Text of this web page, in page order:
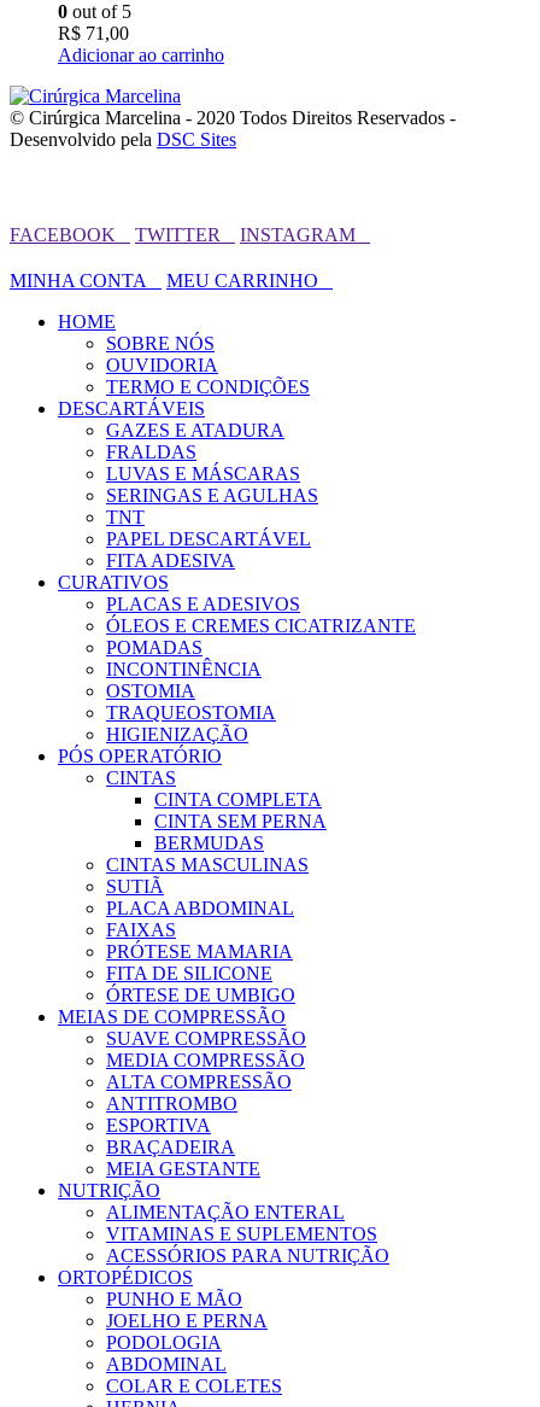
0 out of 5
R$ 71,00
Adicionar ao carrinho
© Cirúrgica Marcelina - 2020 Todos Direitos Reservados -
Desenvolvido pela DSC Sites
FACEBOOK⠀ TWITTER⠀
INSTAGRAM⠀
MINHA CONTA⠀
MEU CARRINHO⠀
HOME
SOBRE NÓS
OUVIDORIA
TERMO E CONDIÇÕES
DESCARTÁVEIS
GAZES E ATADURA
FRALDAS
LUVAS E MÁSCARAS
SERINGAS E AGULHAS
TNT
PAPEL DESCARTÁVEL
FITA ADESIVA
CURATIVOS
PLACAS E ADESIVOS
ÓLEOS E CREMES CICATRIZANTE
POMADAS
INCONTINÊNCIA
OSTOMIA
TRAQUEOSTOMIA
HIGIENIZAÇÃO
PÓS OPERATÓRIO
CINTAS
CINTA COMPLETA
CINTA SEM PERNA
BERMUDAS
CINTAS MASCULINAS
SUTIÃ
PLACA ABDOMINAL
FAIXAS
PRÓTESE MAMARIA
FITA DE SILICONE
ÓRTESE DE UMBIGO
MEIAS DE COMPRESSÃO
SUAVE COMPRESSÃO
MEDIA COMPRESSÃO
ALTA COMPRESSÃO
ANTITROMBO
ESPORTIVA
BRAÇADEIRA
MEIA GESTANTE
NUTRIÇÃO
ALIMENTAÇÃO ENTERAL
VITAMINAS E SUPLEMENTOS
ACESSÓRIOS PARA NUTRIÇÃO
ORTOPÉDICOS
PUNHO E MÃO
JOELHO E PERNA
PODOLOGIA
ABDOMINAL
COLAR E COLETES